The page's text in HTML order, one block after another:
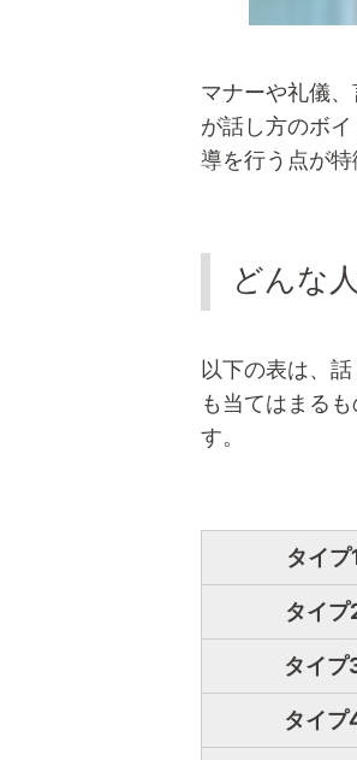
マナーや礼儀
が話し方のボ
導を行う点が特
どんな
以下の表は、
も当てはまる
す。
タイプ
タイプ
タイプ
タイプ